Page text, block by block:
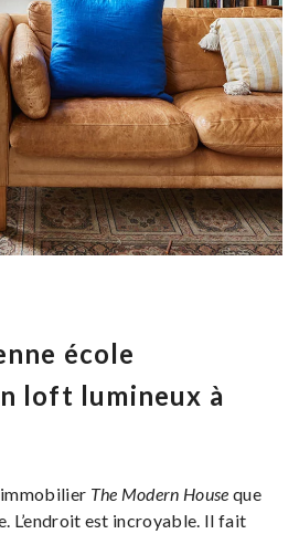
école
loft lumineux à
immobilier The Modern House que
L’endroit est incroyable. Il fait